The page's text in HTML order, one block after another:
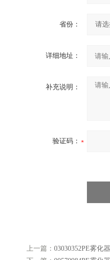
省份：
详细地址：
补充说明：
验证码：
上一篇： 03030352PE雾化